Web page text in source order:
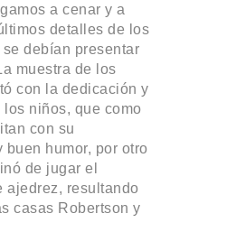
a cenar y a
detalles de los
debían presentar
muestra de los
con la dedicación y
niños, que como
con su
buen humor, por otro
de jugar el
ajedrez, resultando
casas Robertson y